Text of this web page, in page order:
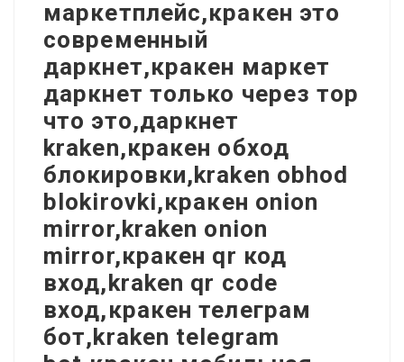
маркетплейс,кракен это
современный
даркнет,кракен маркет
даркнет только через тор
что это,даркнет
kraken,кракен обход
блокировки,kraken obhod
blokirovki,кракен onion
mirror,kraken onion
mirror,кракен qr код
вход,kraken qr code
вход,кракен телеграм
бот,kraken telegram